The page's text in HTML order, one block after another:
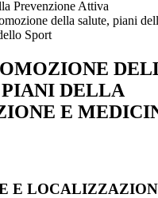
Prevenzione Attiva
della salute, piani
Sport
DELLA
E
E